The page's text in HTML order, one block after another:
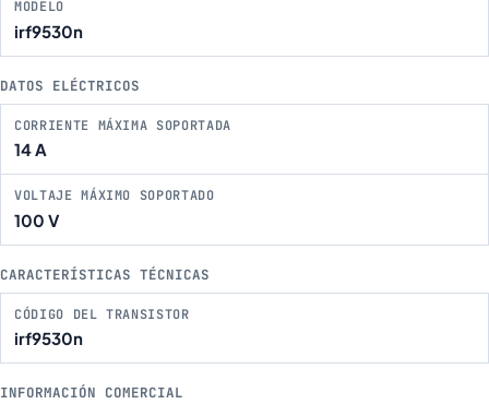
MODELO
irf9530n
DATOS ELÉCTRICOS
CORRIENTE MÁXIMA SOPORTADA
14 A
VOLTAJE MÁXIMO SOPORTADO
100 V
CARACTERÍSTICAS TÉCNICAS
CÓDIGO DEL TRANSISTOR
irf9530n
INFORMACIÓN COMERCIAL